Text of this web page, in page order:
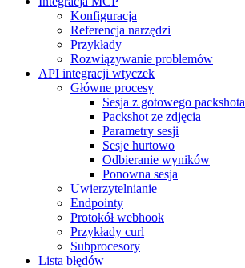
Konfiguracja
Referencja narzędzi
Przykłady
Rozwiązywanie problemów
API integracji wtyczek
Główne procesy
Sesja z gotowego packshota
Packshot ze zdjęcia
Parametry sesji
Sesje hurtowo
Odbieranie wyników
Ponowna sesja
Uwierzytelnianie
Endpointy
Protokół webhook
Przykłady curl
Subprocesory
Lista błędów